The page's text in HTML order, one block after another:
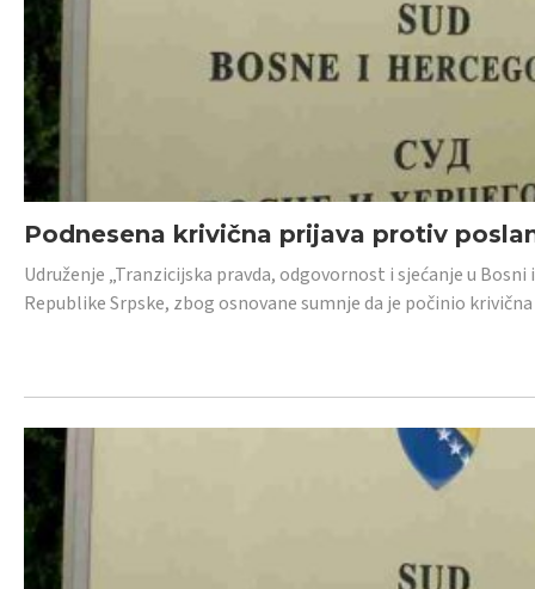
Podnesena krivična prijava protiv
Udruženje „Tranzicijska pravda, odgovornost i sjećanje u
Republike Srpske, zbog osnovane sumnje da je počinio